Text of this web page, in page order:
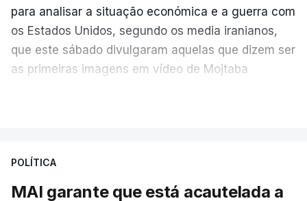
para analisar a situação económica e a guerra com
os Estados Unidos, segundo os media iranianos,
que este sábado divulgaram aquelas que dizem ser
as primeiras imagens em vídeo de Mojtaba
Mehr na rede social Telegram, como aquilo que
israelita, que nos últimos tempos vem dando conta
POLÍTICA
MAI garante que está acautelada a